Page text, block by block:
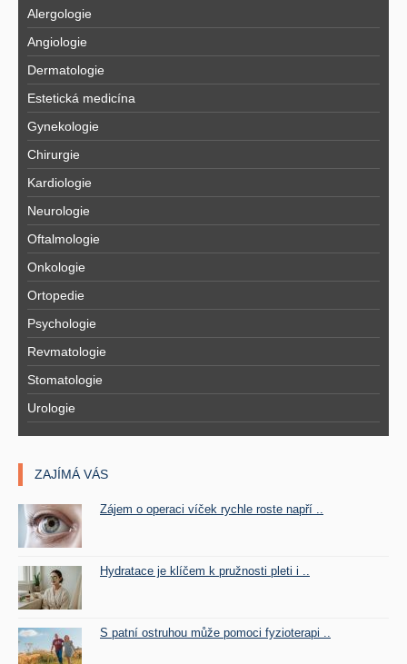
Alergologie
Angiologie
Dermatologie
Estetická medicína
Gynekologie
Chirurgie
Kardiologie
Neurologie
Oftalmologie
Onkologie
Ortopedie
Psychologie
Revmatologie
Stomatologie
Urologie
ZAJÍMÁ VÁS
Zájem o operaci víček rychle roste napří ..
Hydratace je klíčem k pružnosti pleti i ..
S patní ostruhou může pomoci fyzioterapi ..